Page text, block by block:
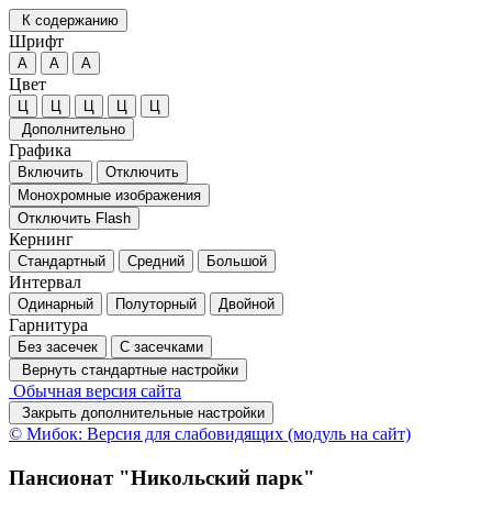
К содержанию
Шрифт
А А А
Цвет
Ц Ц Ц Ц
Ц
Дополнительно
Графика
Включить
Отключить
Монохромные изображения
Отключить Flash
Кернинг
Стандартный Средний Большой
Интервал
Одинарный Полуторный Двойной
Гарнитура
Без засечек
С засечками
Вернуть стандартные настройки
Обычная версия сайта
Закрыть дополнительные настройки
© Мибок: Версия для слабовидящих (модуль на сайт)
Пансионат "Никольский парк"